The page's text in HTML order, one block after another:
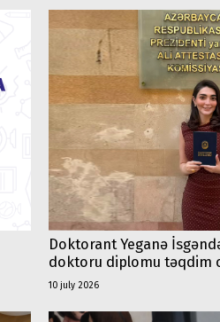
Doktorant Yeganə
doktoru diplomu təqdim
10 july 2026